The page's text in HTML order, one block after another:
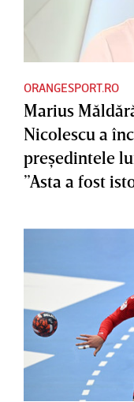
ORANGESPORT.RO
Marius
Nicolescu a
preşedintele
”Asta a fost